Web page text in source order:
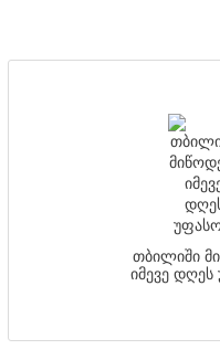
თბილიში
იმევე